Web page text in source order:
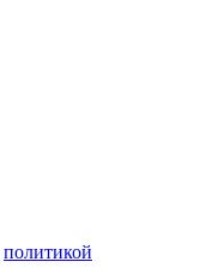
политикой